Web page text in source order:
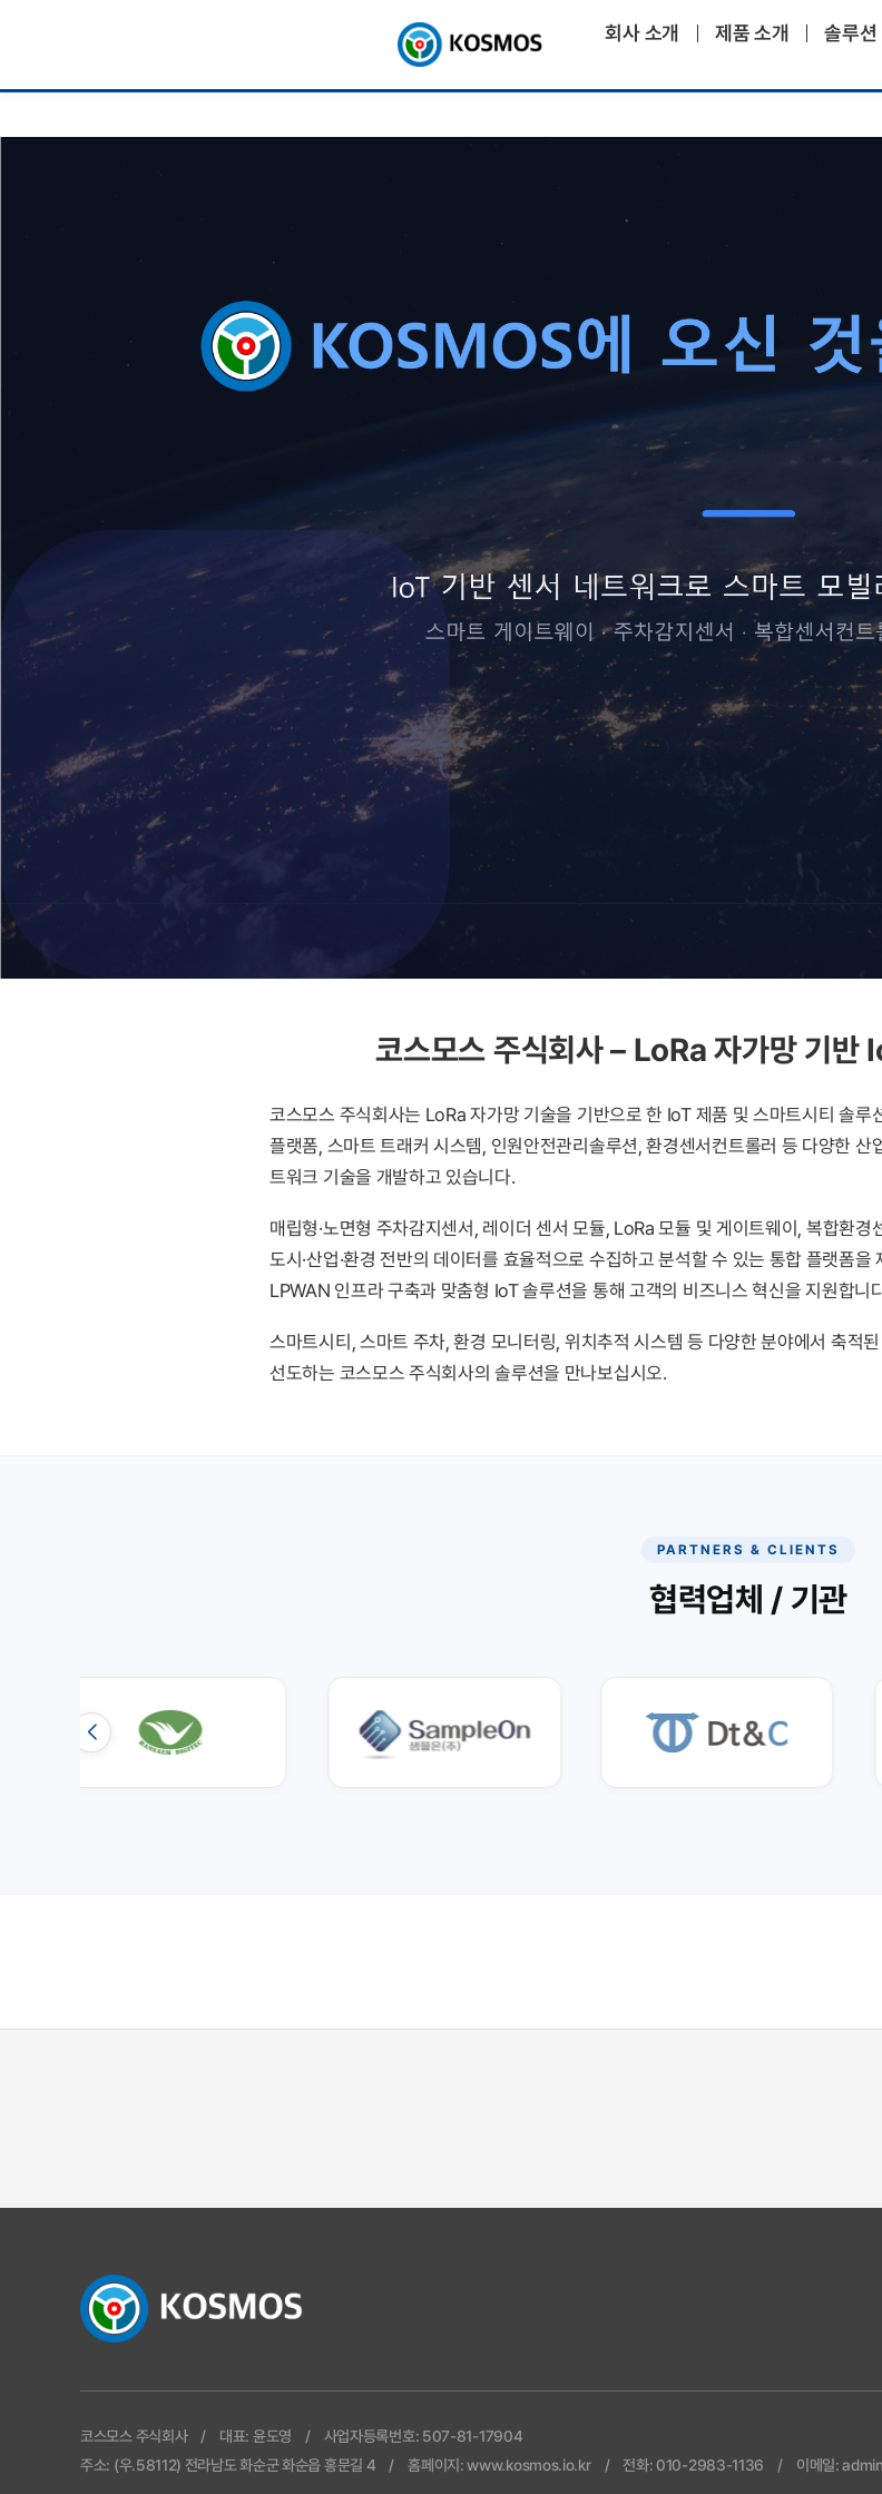
회사 소개 제품 소개 솔루션
코스모스 주식회사 – LoRa 자가망 기반
코스모스 주식회사는 LoRa 자가망 기술을 기반으로 한 IoT 제품 및 스마트시티 솔
플랫폼, 스마트 트래커 시스템, 인원안전관리솔루션, 환경센서컨트롤러 등 다양한 산
트워크 기술을 개발하고 있습니다.
매립형·노면형 주차감지센서, 레이더 센서 모듈, LoRa 모듈 및 게이트웨이, 복합환
도시·산업·환경 전반의 데이터를 효율적으로 수집하고 분석할 수 있는 통합 플랫폼
LPWAN 인프라 구축과 맞춤형 IoT 솔루션을 통해 고객의 비즈니스 혁신을 지원합니
스마트시티, 스마트 주차, 환경 모니터링, 위치추적 시스템 등 다양한 분야에서 축적
선도하는 코스모스 주식회사의 솔루션을 만나보십시오.
PARTNERS & CLIENTS
협력업체 / 기관
코스모스 주식회사 대표: 윤도영
사업자등록번호: 507-81-17904
주소: (우.58112) 전라남도 화순군 화순읍 홍문길 4
홈페이지: www.kosmos.io.kr 전화: 010-2983-1136 이메일: